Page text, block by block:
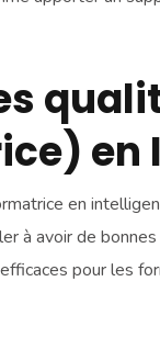
en
en
à avoir de
pour les